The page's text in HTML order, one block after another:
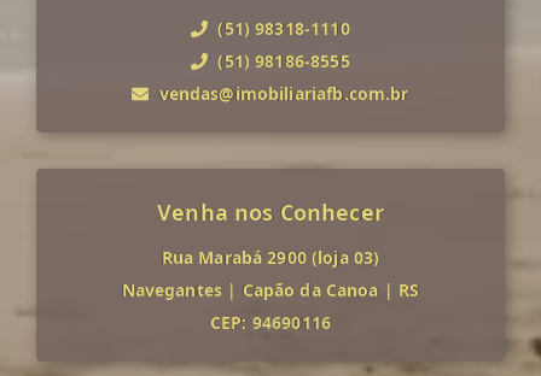
(51) 98318-1110
(51) 98186-8555
vendas@imobiliariafb.com.br
Venha nos Conhecer
Rua Marabá 2900 (loja 03)
Navegantes | Capão da Canoa | RS
CEP: 94690116